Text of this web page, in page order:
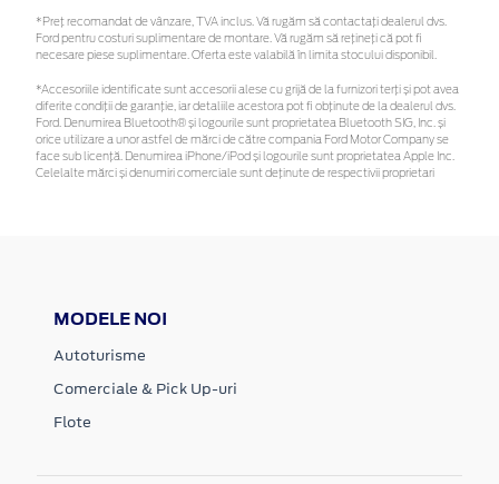
*Preţ recomandat de vânzare, TVA inclus. Vă rugăm să contactaţi dealerul dvs.
Ford pentru costuri suplimentare de montare. Vă rugăm să rețineți că pot fi
necesare piese suplimentare. Oferta este valabilă în limita stocului disponibil.
*Accesoriile identificate sunt accesorii alese cu grijă de la furnizori terți și pot avea
diferite condiții de garanție, iar detaliile acestora pot fi obținute de la dealerul dvs.
Ford. Denumirea Bluetooth® și logourile sunt proprietatea Bluetooth SIG, Inc. și
orice utilizare a unor astfel de mărci de către compania Ford Motor Company se
face sub licență. Denumirea iPhone/iPod și logourile sunt proprietatea Apple Inc.
Celelalte mărci și denumiri comerciale sunt deținute de respectivii proprietari
MODELE NOI
Autoturisme
Comerciale & Pick Up-uri
Flote